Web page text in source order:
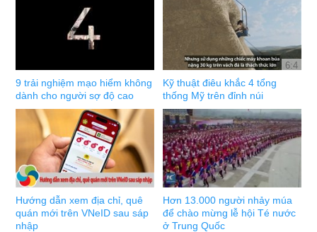
9 trải nghiệm mạo hiểm không
dành cho người sợ độ cao
6:4
Kỹ thuật điêu khắc 4 tổng
thống Mỹ trên đỉnh núi
Hướng dẫn xem địa chỉ, quê
quán mới trên VNeID sau sáp
nhập
Hơn 13.000 người nhảy múa
để chào mừng lễ hội Té nước
ở Trung Quốc